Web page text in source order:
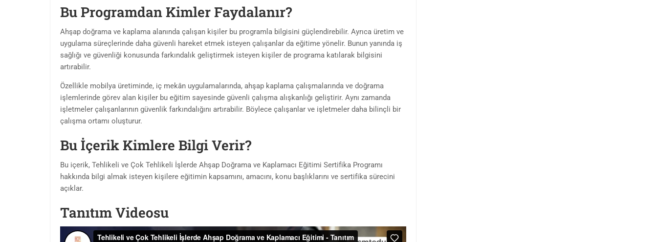
Bu Programdan Kimler Faydalanır?
Ahşap doğrama ve kaplama alanında çalışan kişiler bu programla bilgisini güçlendirebilir. Ayrıca üretim ve
uygulama süreçlerinde daha güvenli hareket etmek isteyen çalışanlar da eğitime yönelir. Bunun yanında iş
sağlığı ve güvenliği konusunda farkındalık geliştirmek isteyen kişiler de programa katılarak bilgisini
artırabilir.
Özellikle mobilya üretiminde, iç mekân uygulamalarında, ahşap kaplama çalışmalarında ve doğrama
işlemlerinde görev alan kişiler bu eğitim sayesinde güvenli çalışma alışkanlığı geliştirir. Aynı zamanda
işletmeler çalışanlarının güvenlik farkındalığını artırabilir. Böylece çalışanlar ve işletmeler daha bilinçli bir
çalışma ortamı oluşturur.
Bu İçerik Kimlere Bilgi Verir?
Bu içerik, Tehlikeli ve Çok Tehlikeli İşlerde Ahşap Doğrama ve Kaplamacı Eğitimi Sertifika Programı
hakkında bilgi almak isteyen kişilere eğitimin kapsamını, amacını, konu başlıklarını ve sertifika sürecini
açıklar.
Tanıtım Videosu